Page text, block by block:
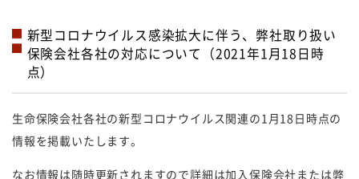
新型コロナウイルス感染拡大に伴う、弊社取り扱い
保険会社各社の対応について（2021年1月18日時
点）
生命保険会社各社の新型コロナウイルス関連の1月18日時点の
情報を掲載いたします。
なお情報は随時更新されますので詳細は加入保険会社または弊